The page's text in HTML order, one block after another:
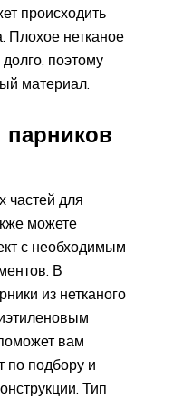
происходить
Плохое нетканое
поэтому
материал.
частей для
можете
с необходимым
В
из нетканого
вам
по подбору и
Тип